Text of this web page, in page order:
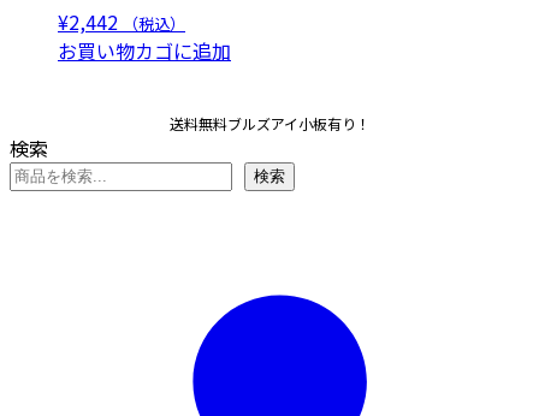
¥2,442 （税込）
お買い物カゴに追加
送料無料ブルズアイ小板有り！
検索
検索